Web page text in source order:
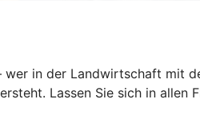
in der Landwirtschaft mit
Lassen Sie sich in allen